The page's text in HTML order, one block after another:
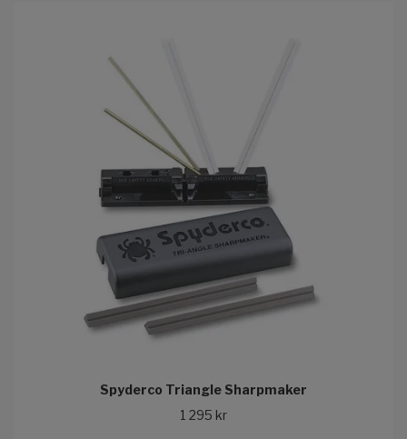
Spyderco Triangle Sharpmaker
1 295 kr